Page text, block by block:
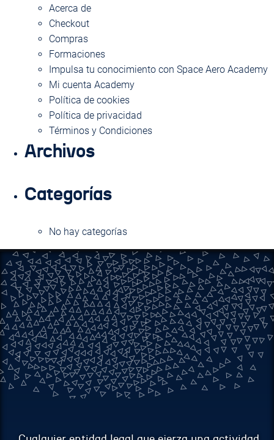
Acerca de
Checkout
Compras
Formaciones
Impulsa tu conocimiento con Space Aero Academy
Mi cuenta Academy
Política de cookies
Política de privacidad
Términos y Condiciones
Archivos
Categorías
No hay categorías
EMAIL
ASUNTO